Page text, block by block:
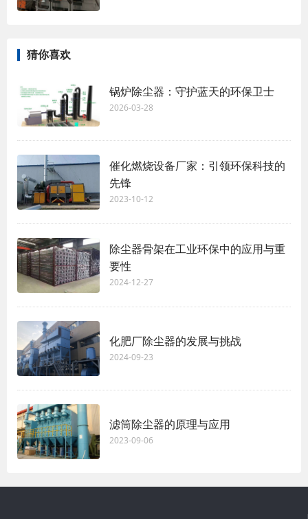
猜你喜欢
锅炉除尘器：守护蓝天的环保卫士
2026-03-28
催化燃烧设备厂家：引领环保科技的
先锋
2023-10-12
除尘器骨架在工业环保中的应用与重
要性
2024-12-27
化肥厂除尘器的发展与挑战
2024-09-23
滤筒除尘器的原理与应用
2023-09-06